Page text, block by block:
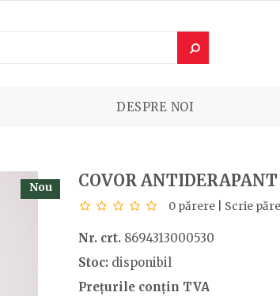
DESPRE NOI
Nou COVOR
0 părere| Scrie
Nr. crt.8694313000530
Stoc:disponibil
Prețurile conțin TVA